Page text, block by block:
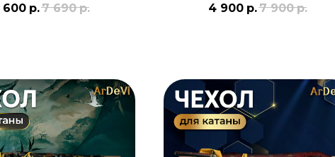
600 р.7 690 р. 4 900 р.7 900 р.